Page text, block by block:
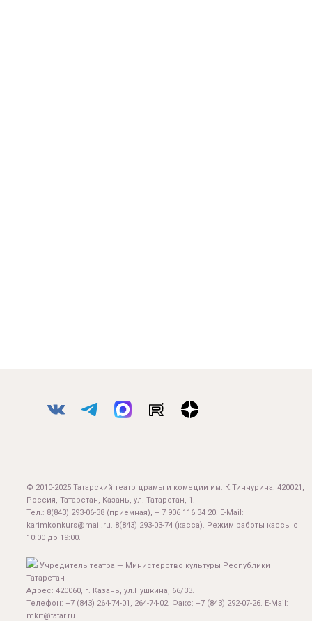
© 2010-2025 Татарский театр драмы и комедии им. К.Тинчурина. 420021,
Россия, Татарстан, Казань, ул. Татарстан, 1.
Тел.: 8(843) 293-06-38 (приемная), + 7 906 116 34 20. E-Mail:
karimkonkurs@mail.ru. 8(843) 293-03-74 (касса). Режим работы кассы с
10:00 до 19:00.
Учредитель театра — Министерство культуры Республики
Татарстан
Адрес: 420060, г. Казань, ул.Пушкина, 66/33.
Телефон: +7 (843) 264-74-01, 264-74-02. Факс: +7 (843) 292-07-26. E-Mail:
mkrt@tatar.ru